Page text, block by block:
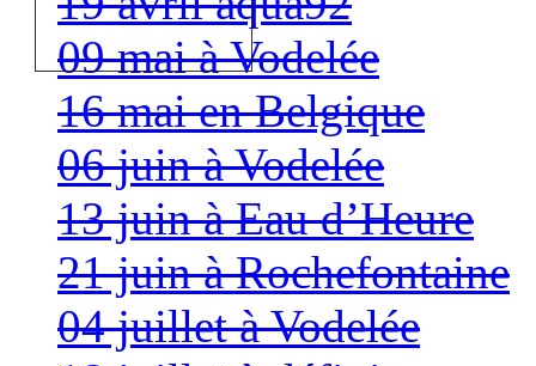
09 mai à Vodelée
16 mai en Belgique
06 juin à Vodelée
13 juin à Eau d’Heure
21 juin à Rochefontaine
04 juillet à Vodelée